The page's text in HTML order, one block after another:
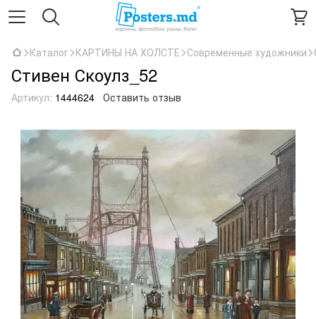
Каталог КАРТИНЫ НА ХОЛСТЕ Современные художники
Стивен Скоулз_52
Артикул: 1444624 Оставить отзыв